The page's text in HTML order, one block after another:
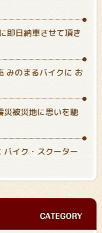
即日納車させて頂き
みのまるバイクに お
災被災地に思いを馳
バイク・スクーター